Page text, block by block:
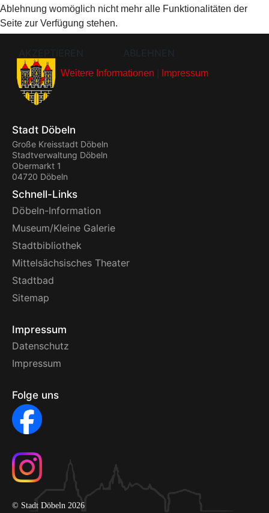
Stadt Döbeln
Große Kreisstadt Döbeln
Stadtverwaltung Döbeln
Obermarkt 1
04720 Döbeln
Schnell-Links
Döbeln-Information
Museum/Kleine Galerie
Stadtbibliothek
Mittelsächsisches Theater
Stadtbad
Sitemap
Impressum
Datenschutz
Impressum
Folge uns
© Stadt Döbeln 2026
Ablehnung womöglich nicht mehr alle Funktionalitäten der
Seite zur Verfügung stehen.
Weitere Informationen Impressum